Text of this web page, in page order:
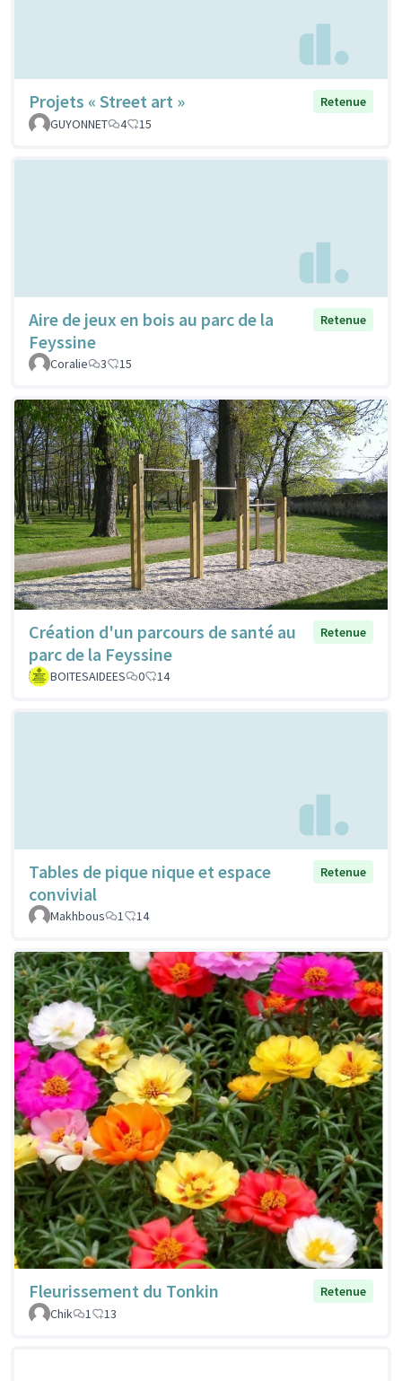
Projets « Street art »
Retenue
GUYONNET
4 15
Aire de jeux en bois au parc de la
Feyssine
Retenue
Coralie 3 15
Création d'un parcours de santé au
parc de la Feyssine
Retenue
BOITESAIDEES 0 14
Tables de pique nique et espace
convivial
Retenue
Makhbous 1 14
Fleurissement du Tonkin
Retenue
Chik
1 13